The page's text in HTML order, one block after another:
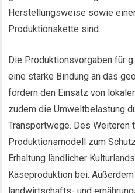
Herstellungsweise sowie
Produktionskette sind.
Die Produktionsvorgaben für
eine starke Bindung an das
fördern den Einsatz von
zudem die Umweltbelastung
Transportwege. Des Weiteren
Produktionsmodell zum
Erhaltung ländlicher
Käseproduktion bei.